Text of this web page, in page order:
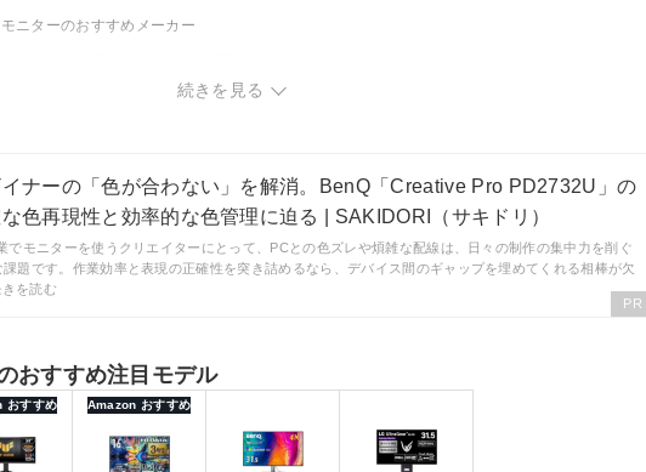
ニターのおすすめメーカー
おすすめのPCモニター｜20インチ以下
続きを見る
ナーの「色が合わない」を解消。BenQ「Creative Pro PD2732U」の
色再現性と効率的な色管理に迫る | SAKIDORI（サキドリ）
でモニターを使うクリエイターにとって、PCとの色ズレや煩雑な配線は、日々の制作の集中力を削ぐ
課題です。作業効率と表現の正確性を突き詰めるなら、デバイス間のギャップを埋めてくれる相棒が欠
を読む
PR
おすすめ注目モデル
おすすめ Amazon おすすめ